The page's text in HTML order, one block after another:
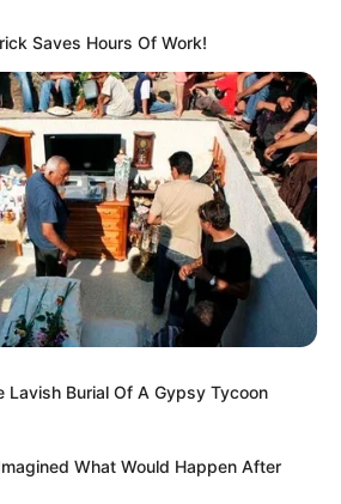
BOGOTÁ EN GOOGLE NEWS
LÍBANO JUDICIAL
EN ALERTA
todas las noticias que le
las notificaciones de Alerta.
Saves Hours Of Work!
Lavish Burial Of A Gypsy Tycoon
What Would Happen After